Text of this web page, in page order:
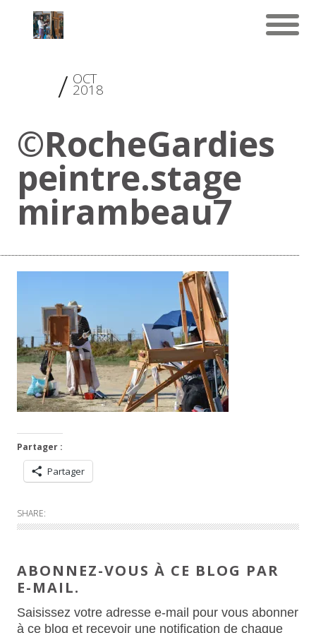
OCT
2018
©RocheGardies
peintre.stage
mirambeau7
Partager :
Partager
SHARE:
ABONNEZ-VOUS À CE BLOG PAR
E-MAIL.
Saisissez votre adresse e-mail pour vous abonner
à ce blog et recevoir une notification de chaque